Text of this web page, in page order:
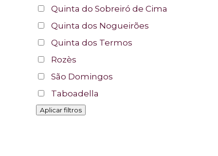
Quinta do Sobreiró de Cima
Quinta dos Nogueirões
Quinta dos Termos
Rozès
São Domingos
Taboadella
Aplicar filtros